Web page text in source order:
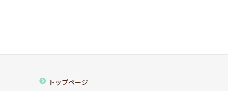
トップページ